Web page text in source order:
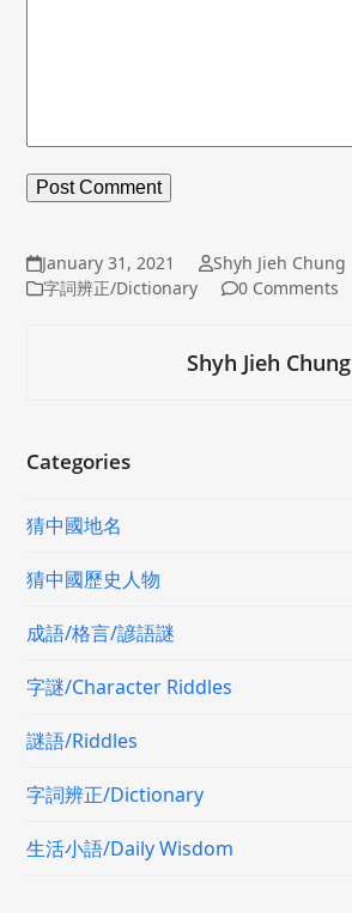
January 31, 2021
Shyh Jieh Chung
字詞辨正/Dictionary
0 Comments
Shyh Jieh Chung
Categories
猜中國地名
猜中國歷史人物
成語/格言/諺語謎
字謎/Character Riddles
謎語/Riddles
字詞辨正/Dictionary
生活小語/Daily Wisdom